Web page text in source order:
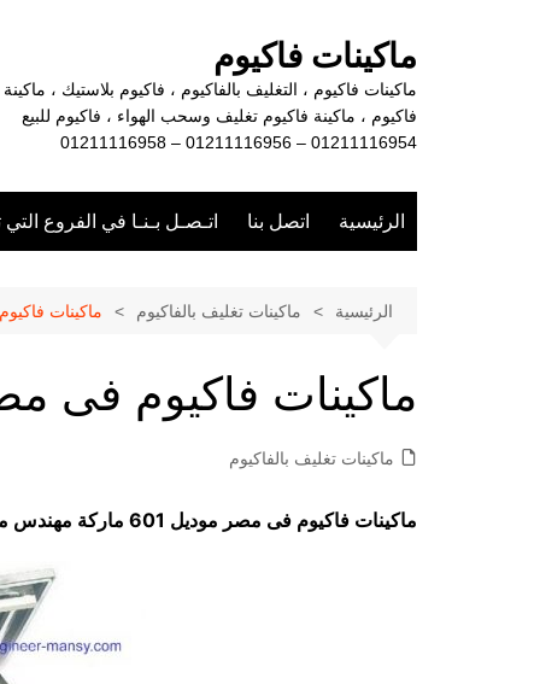
ماكينات فاكيوم
ماكينات فاكيوم ، التغليف بالفاكيوم ، فاكيوم بلاستيك ، ماكينة
فاكيوم ، ماكينة فاكيوم تغليف وسحب الهواء ، فاكيوم للبيع
01211116954 – 01211116956 – 01211116958
الرئيسية اتصل بنا اتـصـل بـنـا في الفروع
الرئيسية ماكينات تغليف بالفاكيوم ماكينات
ماكينات فاكيوم فى
ماكينات تغليف بالفاكيوم
ماكينات فاكيوم فى مصر موديل 601 ماركة مهندس منسي